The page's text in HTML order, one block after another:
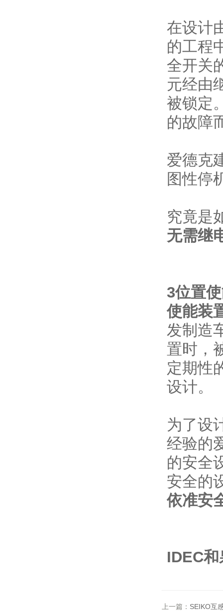
在设计
的工程
全开关
元经由
被锁定
的故障
爱德克
图性停
究竟是
无需继
3位置
使能装
发制造
置时，
定期性
设计。
为了设
经验的
的安全
安全的
依准安
IDEC
上一篇： SEIKO互